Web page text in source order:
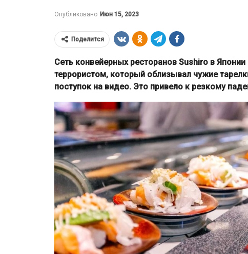
Опубликовано Июн 15, 2023
Поделится
Сеть конвейерных ресторанов Sushiro в
террористом, который облизывал чужие
поступок на видео. Это привело к резкому